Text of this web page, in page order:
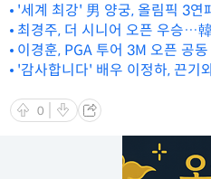
'세계 최강' 男 양궁, 올림픽 3
의 올림픽]
최경주, 더 시니어 오픈 우승…
이경훈, PGA 투어 3M 오픈 공
'감사합니다' 배우 이정하, 끈기
0